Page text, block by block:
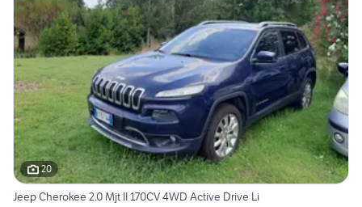
20
Jeep Cherokee 2.0 Mjt II 170CV 4WD Active Drive Li